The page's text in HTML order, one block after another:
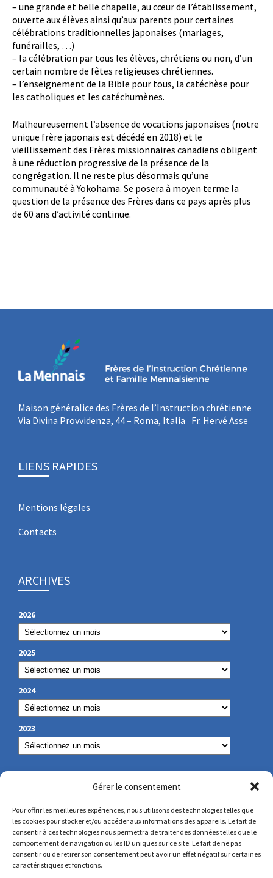
Gérer le consentement
Pour offrir les meilleures expériences, nous utilisons des technologies telles que
les cookies pour stocker et/ou accéder aux informations des appareils. Le fait de
consentir à ces technologies nous permettra de traiter des données telles que le
comportement de navigation ou les ID uniques sur ce site. Le fait de ne pas
consentir ou de retirer son consentement peut avoir un effet négatif sur certaines
caractéristiques et fonctions.
– une grande et belle chapelle, au cœur de l’établissement,
ouverte aux élèves ainsi qu’aux parents pour certaines
célébrations traditionnelles japonaises (mariages,
funérailles, …)
– la célébration par tous les élèves, chrétiens ou non, d’un
certain nombre de fêtes religieuses chrétiennes.
– l’enseignement de la Bible pour tous, la catéchèse pour
les catholiques et les catéchumènes.
Malheureusement l’absence de vocations japonaises (notre
unique frère japonais est décédé en 2018) et le
vieillissement des Frères missionnaires canadiens obligent
à une réduction progressive de la présence de la
congrégation. Il ne reste plus désormais qu’une
communauté à Yokohama. Se posera à moyen terme la
question de la présence des Frères dans ce pays après plus
de 60 ans d’activité continue.
Maison généralice des Frères de l’Instruction chrétienne
Via Divina Provvidenza, 44 – Roma, Italia Fr. Hervé Asse
LIENS RAPIDES
Mentions légales
Contacts
ARCHIVES
2026
2025
2024
2023
NOS COORDONNÉES
secretariat@lamennais.org
protectionenfance@lamennais.org